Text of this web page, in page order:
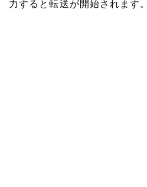
力すると転送が開始されます。